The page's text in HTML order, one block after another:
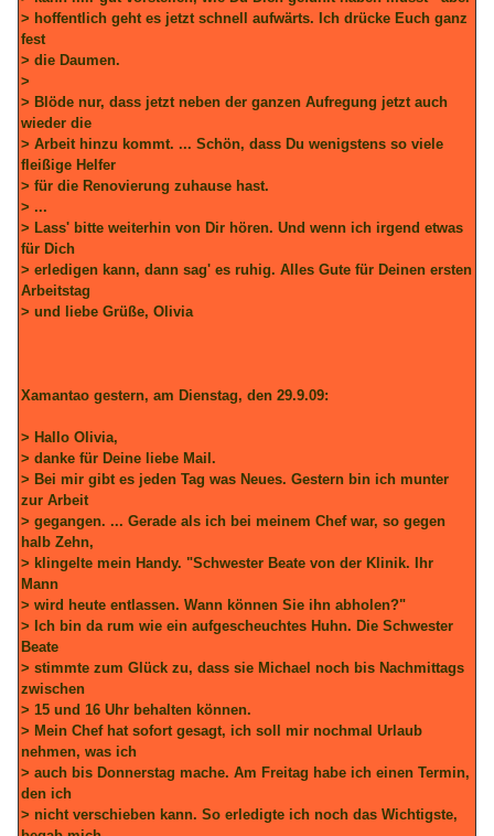
> hoffentlich geht es jetzt schnell aufwärts. Ich drücke Euch ganz
fest
> die Daumen.
>
> Blöde nur, dass jetzt neben der ganzen Aufregung jetzt auch
wieder die
> Arbeit hinzu kommt. ... Schön, dass Du wenigstens so viele
fleißige Helfer
> für die Renovierung zuhause hast.
> ...
> Lass' bitte weiterhin von Dir hören. Und wenn ich irgend etwas
für Dich
> erledigen kann, dann sag' es ruhig. Alles Gute für Deinen ersten
Arbeitstag
> und liebe Grüße, Olivia
Xamantao gestern, am Dienstag, den 29.9.09:
> Hallo Olivia,
> danke für Deine liebe Mail.
> Bei mir gibt es jeden Tag was Neues. Gestern bin ich munter
zur Arbeit
> gegangen. ... Gerade als ich bei meinem Chef war, so gegen
halb Zehn,
> klingelte mein Handy. "Schwester Beate von der Klinik. Ihr
Mann
> wird heute entlassen. Wann können Sie ihn abholen?"
> Ich bin da rum wie ein aufgescheuchtes Huhn. Die Schwester
Beate
> stimmte zum Glück zu, dass sie Michael noch bis Nachmittags
zwischen
> 15 und 16 Uhr behalten können.
> Mein Chef hat sofort gesagt, ich soll mir nochmal Urlaub
nehmen, was ich
> auch bis Donnerstag mache. Am Freitag habe ich einen Termin,
den ich
> nicht verschieben kann. So erledigte ich noch das Wichtigste,